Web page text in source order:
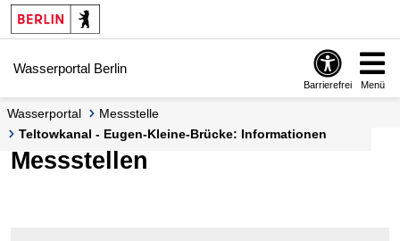
Springe zur Navigation
Springe zum Inhalt
Wasserportal Berlin
Barrierefrei Menü
Wasserportal
Messstelle
Teltowkanal - Eugen-Kleine-Brücke: Informationen
Messstellen